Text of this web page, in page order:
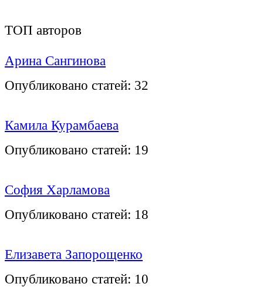
ТОП авторов
Арина Сангинова
Опубликовано статей: 32
Камила Курамбаева
Опубликовано статей: 19
София Харламова
Опубликовано статей: 18
Елизавета Запорощенко
Опубликовано статей: 10